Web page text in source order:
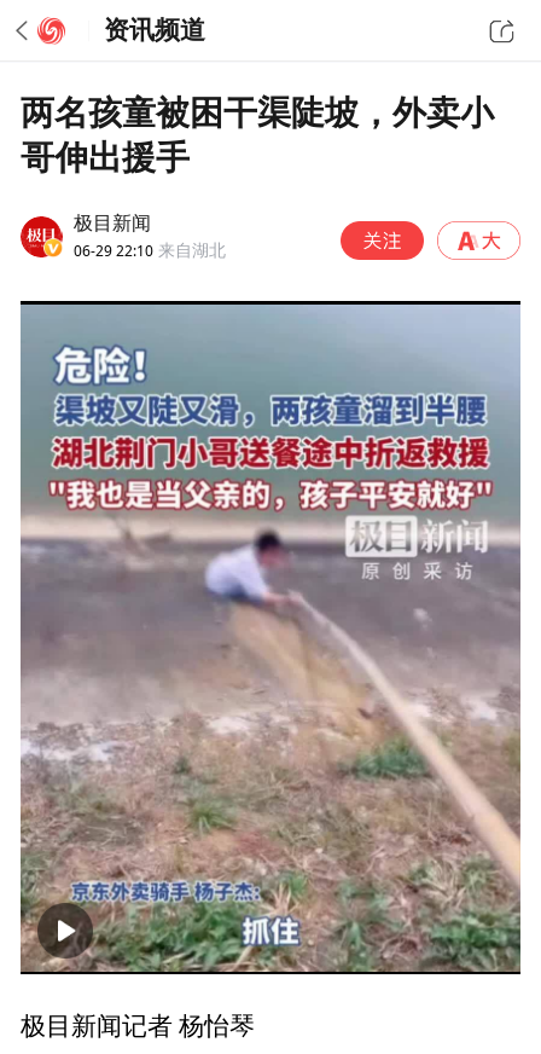
资讯频道
两名孩童被困干渠陡坡，外卖小
哥伸出援手
极目新闻
06-29 22:10 来自湖北
00:00 00:22
极目新闻记者 杨怡琴